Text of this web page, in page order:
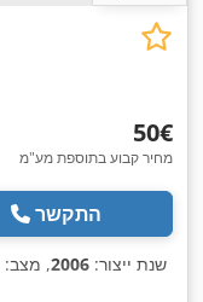
‏50 ‏€
מחיר קבוע בתוספת מע"מ
התקשר
שנת ייצור: 2006, מצב: